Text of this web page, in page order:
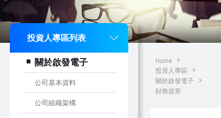
投資人專區列表
關於啟發電子
公司基本資料
公司組織架構
Home
>
投資人專區
>
關於啟發電子
>
財務規章